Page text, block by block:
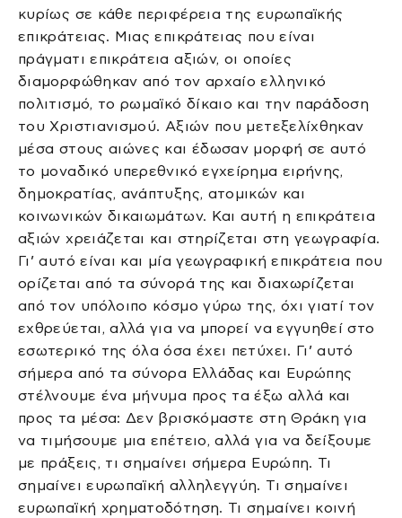
κυρίως σε κάθε περιφέρεια της ευρωπαϊκής
επικράτειας. Μιας επικράτειας που είναι
πράγματι επικράτεια αξιών, οι οποίες
διαμορφώθηκαν από τον αρχαίο ελληνικό
πολιτισμό, το ρωμαϊκό δίκαιο και την παράδοση
του Χριστιανισμού. Αξιών που μετεξελίχθηκαν
μέσα στους αιώνες και έδωσαν μορφή σε αυτό
το μοναδικό υπερεθνικό εγχείρημα ειρήνης,
δημοκρατίας, ανάπτυξης, ατομικών και
κοινωνικών δικαιωμάτων. Και αυτή η επικράτεια
αξιών χρειάζεται και στηρίζεται στη γεωγραφία.
Γι’ αυτό είναι και μία γεωγραφική επικράτεια που
ορίζεται από τα σύνορά της και διαχωρίζεται
από τον υπόλοιπο κόσμο γύρω της, όχι γιατί τον
εχθρεύεται, αλλά για να μπορεί να εγγυηθεί στο
εσωτερικό της όλα όσα έχει πετύχει. Γι’ αυτό
σήμερα από τα σύνορα Ελλάδας και Ευρώπης
στέλνουμε ένα μήνυμα προς τα έξω αλλά και
προς τα μέσα: Δεν βρισκόμαστε στη Θράκη για
να τιμήσουμε μια επέτειο, αλλά για να δείξουμε
με πράξεις, τι σημαίνει σήμερα Ευρώπη. Τι
σημαίνει ευρωπαϊκή αλληλεγγύη. Τι σημαίνει
ευρωπαϊκή χρηματοδότηση. Τι σημαίνει κοινή